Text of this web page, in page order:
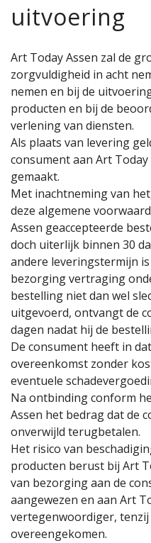
uitvoering
Art Today Assen zal de
zorgvuldigheid in acht
nemen en bij de
producten en bij de
verlening van diensten.
Als plaats van levering
consument aan Art
gemaakt.
Met inachtneming van
deze algemene
Assen geaccepteerde
doch uiterlijk binnen 30
andere leveringstermijn
bezorging vertraging
bestelling niet dan wel
uitgevoerd, ontvangt de
dagen nadat hij de
De consument heeft in
overeenkomst zonder
eventuele
Na ontbinding conform
Assen het bedrag dat de
onverwijld terugbetalen.
Het risico van
producten berust bij Art
van bezorging aan de
aangewezen en aan Art
vertegenwoordiger,
overeengekomen.